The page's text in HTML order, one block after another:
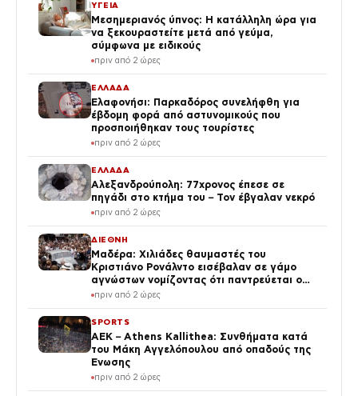
ΥΓΕΙΑ
Μεσημεριανός ύπνος: Η κατάλληλη ώρα για
να ξεκουραστείτε μετά από γεύμα,
σύμφωνα με ειδικούς
πριν από 2 ώρες
ΕΛΛΑΔΑ
Ελαφονήσι: Παρκαδόρος συνελήφθη για
έβδομη φορά από αστυνομικούς που
προσποιήθηκαν τους τουρίστες
πριν από 2 ώρες
ΕΛΛΑΔΑ
Αλεξανδρούπολη: 77χρονος έπεσε σε
πηγάδι στο κτήμα του – Τον έβγαλαν νεκρό
πριν από 2 ώρες
ΔΙΕΘΝΗ
Μαδέρα: Χιλιάδες θαυμαστές του
Κριστιάνο Ρονάλντο εισέβαλαν σε γάμο
αγνώστων νομίζοντας ότι παντρεύεται ο
«CR7»
πριν από 2 ώρες
SPORTS
ΑΕΚ – Athens Kallithea: Συνθήματα κατά
του Μάκη Αγγελόπουλου από οπαδούς της
Ένωσης
πριν από 2 ώρες